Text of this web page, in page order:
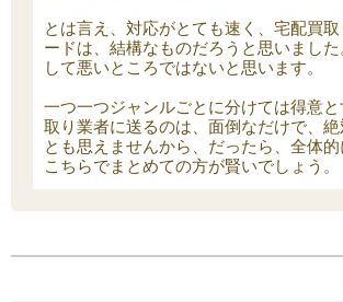
とは言え、対応がとても速く、宅配買
ードは、結構なものだろうと思いまし
して悪いところではないと思います。
一つ一つジャンルごとに分けては得意
取り業者に送るのは、面倒なだけで、
とも思えませんから、だったら、全体
こちらでまとめての方が賢いでしょう。